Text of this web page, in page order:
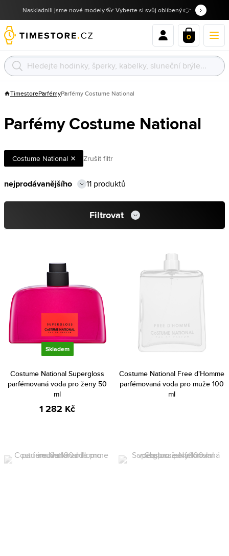
Naskladnili jsme nové modely 👓 Vyberte si svůj oblíbený 👉
0
TimestoreParfémyParfémy Costume National
Parfémy Costume National
Costume National Zrušit filtr
11 produktů
Filtrovat
Skladem
Costume National Supergloss
parfémovaná voda pro ženy 50
ml
1 282 Kč
Costume National Free d'Homme
parfémovaná voda pro muže 100
ml